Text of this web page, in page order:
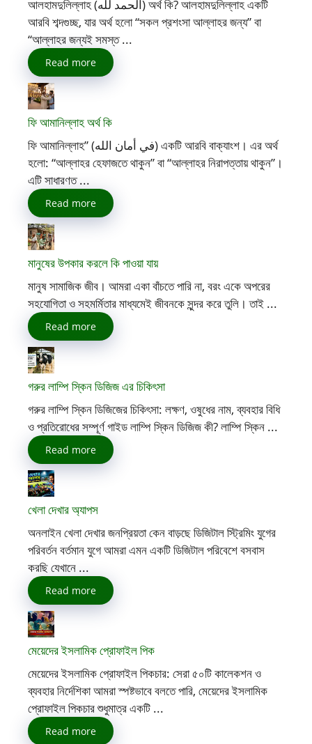
আলহামদুলিল্লাহ (الحمد لله) অর্থ কি? আলহামদুলিল্লাহ একটি
আরবি শব্দগুচ্ছ, যার অর্থ হলো “সকল প্রশংসা আল্লাহর জন্য” বা
“আল্লাহর জন্যই সমস্ত ...
Read more
ফি আমানিল্লাহ অর্থ কি
ফি আমানিল্লাহ” (في أمان الله) একটি আরবি বাক্যাংশ। এর অর্থ
হলো: “আল্লাহর হেফাজতে থাকুন” বা “আল্লাহর নিরাপত্তায় থাকুন”।
এটি সাধারণত ...
Read more
মানুষের উপকার করলে কি পাওয়া যায়
মানুষ সামাজিক জীব। আমরা একা বাঁচতে পারি না, বরং একে অপরের
সহযোগিতা ও সহমর্মিতার মাধ্যমেই জীবনকে সুন্দর করে তুলি। তাই ...
Read more
গরুর লাম্পি স্কিন ডিজিজ এর চিকিৎসা
গরুর লাম্পি স্কিন ডিজিজের চিকিৎসা: লক্ষণ, ওষুধের নাম, ব্যবহার বিধি
ও প্রতিরোধের সম্পূর্ণ গাইড লাম্পি স্কিন ডিজিজ কী? লাম্পি স্কিন ...
Read more
খেলা দেখার অ্যাপস
অনলাইন খেলা দেখার জনপ্রিয়তা কেন বাড়ছে ডিজিটাল স্ট্রিমিং যুগের
পরিবর্তন বর্তমান যুগে আমরা এমন একটি ডিজিটাল পরিবেশে বসবাস
করছি যেখানে ...
Read more
মেয়েদের ইসলামিক প্রোফাইল পিক
মেয়েদের ইসলামিক প্রোফাইল পিকচার: সেরা ৫০টি কালেকশন ও
ব্যবহার নির্দেশিকা আমরা স্পষ্টভাবে বলতে পারি, মেয়েদের ইসলামিক
প্রোফাইল পিকচার শুধুমাত্র একটি ...
Read more